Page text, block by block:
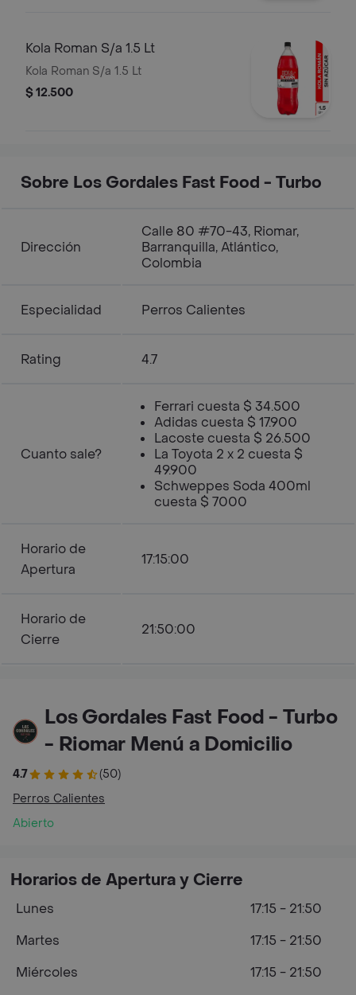
Kola Roman S/a 1.5 Lt
Kola Roman S/a 1.5 Lt
$ 12.500
Sobre Los Gordales Fast Food - Turbo
Dirección
Calle 80 #70-43, Riomar,
Barranquilla, Atlántico,
Colombia
Especialidad Perros Calientes
Rating 4.7
Cuanto sale?
Ferrari cuesta $ 34.500
Adidas cuesta $ 17.900
Lacoste cuesta $ 26.500
La Toyota 2 x 2 cuesta $
49.900
Schweppes Soda 400ml
cuesta $ 7000
Horario de
Apertura
17:15:00
Horario de
Cierre
21:50:00
Los Gordales Fast Food - Turbo
- Riomar Menú a Domicilio
4.7
(50)
Perros Calientes
Abierto
Horarios de Apertura y Cierre
Lunes
17:15 - 21:50
Martes
17:15 - 21:50
Miércoles
17:15 - 21:50